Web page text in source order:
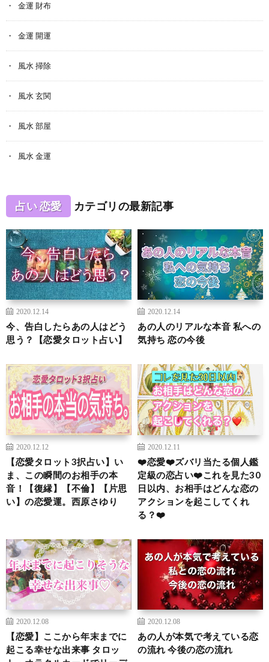
金運 財布
金運 開運
風水 掃除
風水 玄関
風水 部屋
風水 金運
占い 恋愛 カテゴリの最新記事
2020.12.14
今、告白したらあの人はどう
思う？【恋愛タロット占い】
2020.12.14
あの人のリアルな本音 私への
気持ち 恋の今後
2020.12.12
【恋愛タロット3択占い】い
ま、この瞬間のお相手の本
音！【復縁】【不倫】【片思
い】の恋愛運。西原さゆり
2020.12.11
❤️恋愛❤️ズバリ当たる個人鑑
定級の恋占い❤️これを見た30
日以内、お相手はどんな恋の
アクションを起こしてくれ
る？❤️
2020.12.08
【恋愛】ここから年末までに
起こる幸せな出来事 タロッ
2020.12.08
あの人が本気で考えている恋
の流れ 今後の恋の流れ